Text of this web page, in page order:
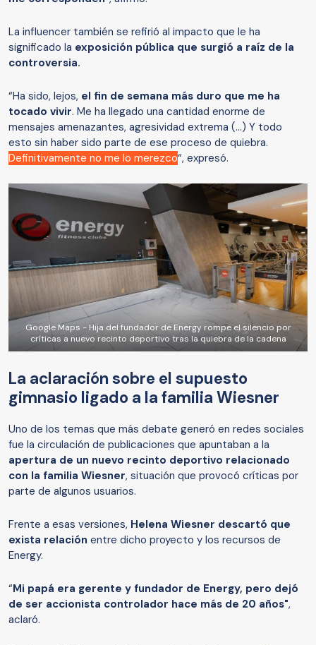
La influencer también se refirió al impacto que le ha
significado la exposición pública que surgió a raíz de la
controversia.
“Ha sido, lejos, el fin de semana más duro que me ha
tocado vivir. Me ha llegado una cantidad enorme de
mensajes amenazantes, agresividad extrema (…) Y todo
esto sin haber sido parte de ese proceso de quiebra.
Definitivamente no me lo merezco“, expresó.
Google Maps - Hija del fundador de Energy rompe el silencio por
críticas a nuevo recinto deportivo tras la quiebra de la cadena
La aclaración sobre el supuesto
gimnasio ligado a la familia Wiesner
Uno de los temas que más debate generó en redes sociales
fue la circulación de publicaciones que apuntaban a la
apertura de un nuevo recinto deportivo relacionado
con la familia Wiesner, situación que provocó críticas por
parte de algunos usuarios.
Frente a esas versiones, Helena Wiesner descartó que
exista relación entre dicho proyecto y los recursos de
Energy.
“Mi papá era gerente y fundador de Energy, pero dejó
de ser accionista controlador hace más de 20 años",
aclaró.